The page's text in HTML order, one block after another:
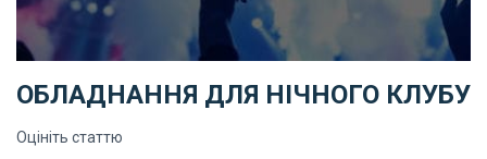
ОБЛАДНАННЯ ДЛЯ НІЧНОГО КЛУБУ
Оцініть статтю